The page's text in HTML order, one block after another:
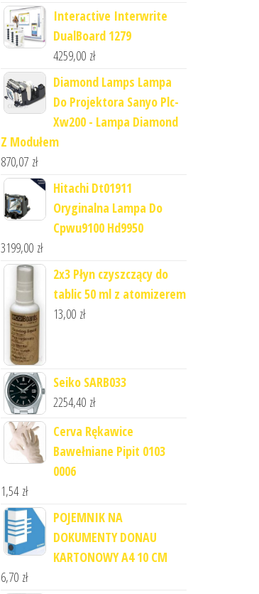
Interactive Interwrite
DualBoard 1279
4259,00 zł
Diamond Lamps Lampa
Do Projektora Sanyo Plc-
Xw200 - Lampa Diamond
Z Modułem
870,07 zł
Hitachi Dt01911
Oryginalna Lampa Do
Cpwu9100 Hd9950
3199,00 zł
2x3 Płyn czyszczący do
tablic 50 ml z atomizerem
13,00 zł
Seiko SARB033
2254,40 zł
Cerva Rękawice
Bawełniane Pipit 0103
0006
1,54 zł
POJEMNIK NA
DOKUMENTY DONAU
KARTONOWY A4 10 CM
6,70 zł